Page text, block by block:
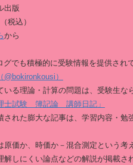
出版
税込）
から
でも積極的に受験情報を提供さ
@bokironkousi）
いる理論・計算の問題は、受験生な
士試験 簿記論 講師日記」
された膨大な記事は、学習内容・勉
原価か、時価か－混合測定という
解しにくい論点などの解説が掲載さ